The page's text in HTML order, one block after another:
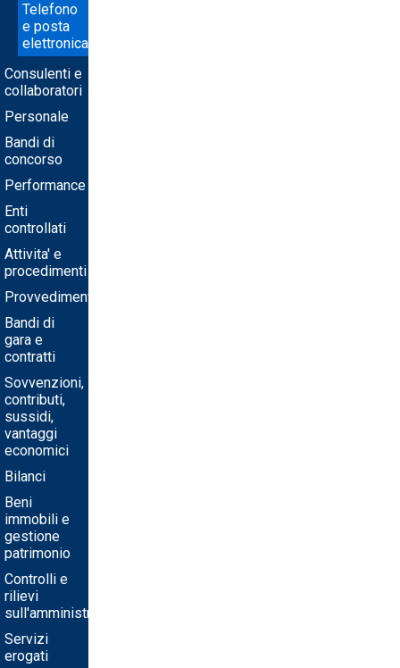
Telefono
e posta
elettronica
Consulenti e
collaboratori
Personale
Bandi di
concorso
Performance
Enti
controllati
Attivita' e
procedimenti
Provvedimenti
Bandi di
gara e
contratti
Sovvenzioni,
contributi,
sussidi,
vantaggi
economici
Bilanci
Beni
immobili e
gestione
patrimonio
Controlli e
rilievi
sull'amministrazione
Servizi
erogati